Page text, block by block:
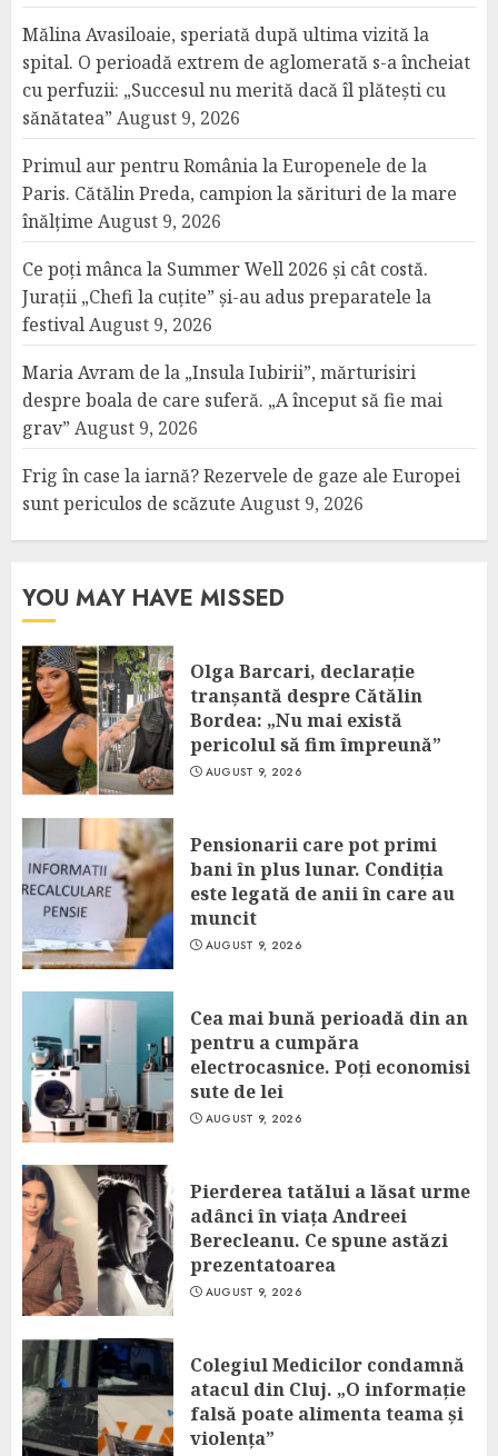
Mălina Avasiloaie, speriată după ultima vizită la
spital. O perioadă extrem de aglomerată s-a încheiat
cu perfuzii: „Succesul nu merită dacă îl plătești cu
sănătatea” August 9, 2026
Primul aur pentru România la Europenele de la
Paris. Cătălin Preda, campion la sărituri de la mare
înălțime August 9, 2026
Ce poți mânca la Summer Well 2026 și cât costă.
Jurații „Chefi la cuțite” și-au adus preparatele la
festivalAugust 9, 2026
Maria Avram de la „Insula Iubirii”, mărturisiri
despre boala de care suferă. „A început să fie mai
grav” August 9, 2026
Frig în case la iarnă? Rezervele de gaze ale Europei
sunt periculos de scăzute August 9, 2026
YOU MAY HAVE MISSED
Olga Barcari, declarație
tranșantă despre Cătălin
Bordea: „Nu mai există
pericolul să fim împreună”
AUGUST 9, 2026
Pensionarii care pot primi
bani în plus lunar. Condiția
este legată de anii în care au
muncit
AUGUST 9, 2026
Cea mai bună perioadă din an
pentru a cumpăra
electrocasnice. Poți economisi
sute de lei
AUGUST 9, 2026
Pierderea tatălui a lăsat urme
adânci în viața Andreei
Berecleanu. Ce spune astăzi
prezentatoarea
AUGUST 9, 2026
Colegiul Medicilor condamnă
atacul din Cluj. „O informație
falsă poate alimenta teama și
violența”